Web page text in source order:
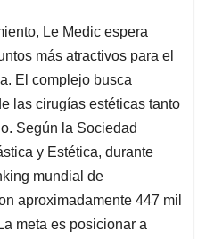
Le Medic espera
más atractivos para el
El complejo busca
las cirugías estéticas tanto
Según la Sociedad
y Estética, durante
mundial de
aproximadamente 447 mil
meta es posicionar a